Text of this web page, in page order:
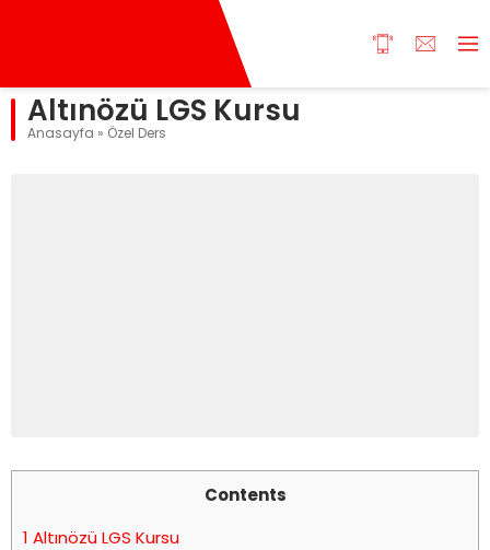
Altınözü LGS Kursu
Anasayfa » Özel Ders
Contents
1 Altınözü LGS Kursu